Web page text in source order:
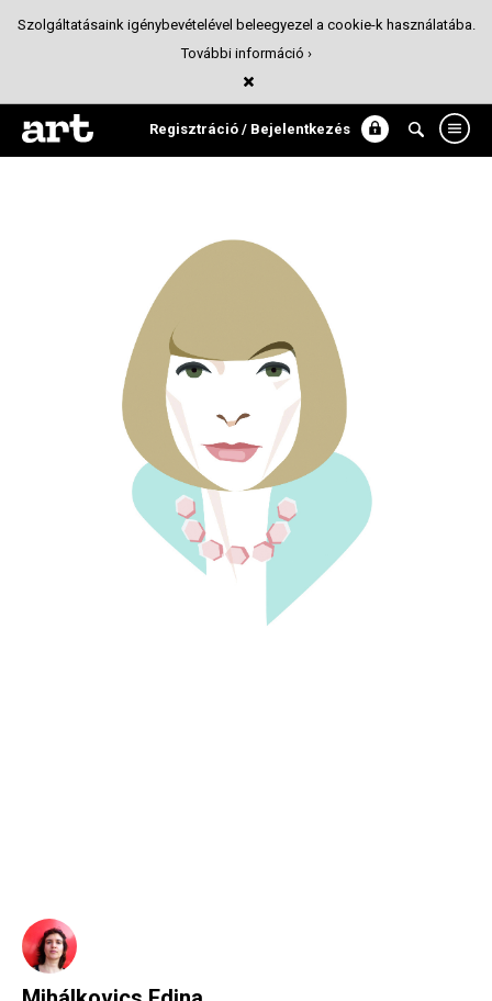
Regisztráció / Bejelentkezés
Icon / Anne
Divat
Szolgáltatásaink igénybevételével beleegyezel a cookie-k használatába.
További információ ›